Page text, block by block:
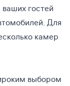
ваших гостей
Для
камер
выбором